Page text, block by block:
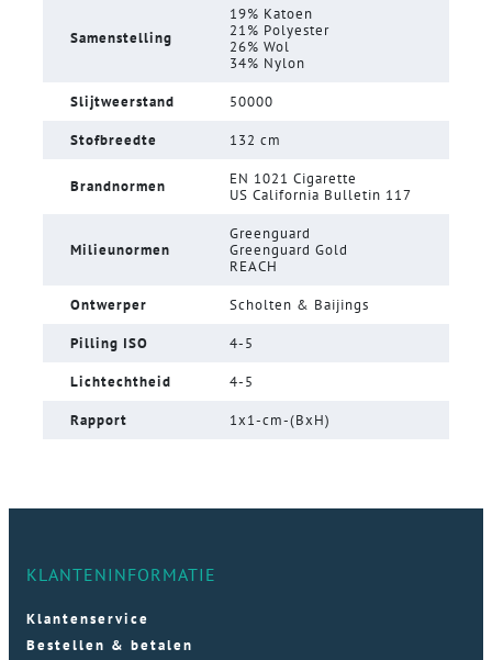
Samenstelling
19% Katoen
21% Polyester
26% Wol
34% Nylon
Slijtweerstand 50000
Stofbreedte 132 cm
Brandnormen
EN 1021 Cigarette
US California Bulletin 117
Milieunormen
Greenguard
Greenguard Gold
REACH
Ontwerper Scholten & Baijings
Pilling ISO 4-5
Lichtechtheid 4-5
Rapport 1x1-cm-(BxH)
KLANTENINFORMATIE
Klantenservice
Bestellen & betalen